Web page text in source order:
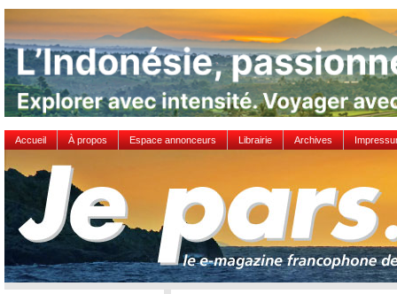
Accueil À propos Espace annonceurs Librairie Archives